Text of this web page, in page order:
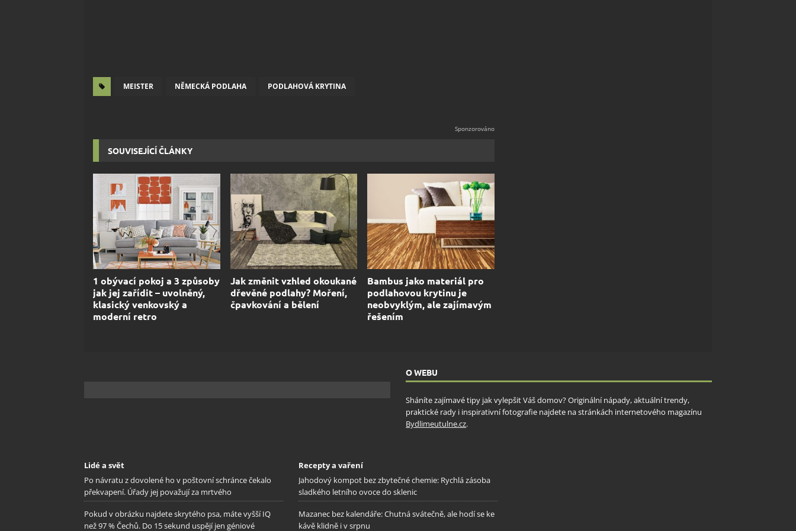
MEISTER NĚMECKÁ PODLAHA PODLAHOVÁ KRYTINA
SOUVISEJÍCÍ ČLÁNKY
1 obývací pokoj a 3 způsoby
jak jej zařídit – uvolněný,
klasický venkovský a
moderní retro
Jak změnit vzhled okoukané
dřevěné podlahy? Moření,
čpavkování a bělení
Bambus jako materiál pro
podlahovou krytinu je
neobvyklým, ale zajímavým
řešením
O WEBU
Sháníte zajímavé tipy jak vylepšit Váš domov? Originální nápady, aktuální trendy,
praktické rady i inspirativní fotografie najdete na stránkách internetového magazínu
Bydlimeutulne.cz.
Lidé a svět
Po návratu z dovolené ho v poštovní schránce čekalo
překvapení. Úřady jej považují za mrtvého
Pokud v obrázku najdete skrytého psa, máte vyšší IQ
než 97 % Čechů. Do 15 sekund uspějí jen géniové
Recepty a vaření
Jahodový kompot bez zbytečné chemie: Rychlá zásoba
sladkého letního ovoce do sklenic
Mazanec bez kalendáře: Chutná svátečně, ale hodí se ke
kávě klidně i v srpnu